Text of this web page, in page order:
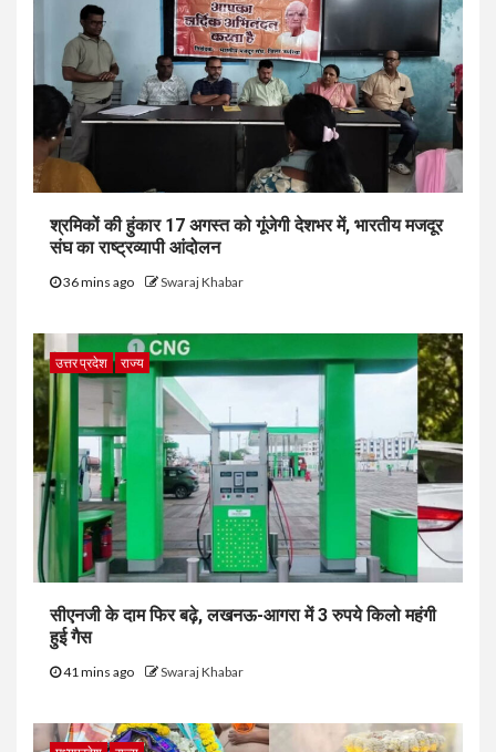
श्रमिकों की हुंकार 17 अगस्त को गूंजेगी देशभर में, भारतीय मजदूर
संघ का राष्ट्रव्यापी आंदोलन
36 mins ago Swaraj Khabar
उत्तर प्रदेश राज्य
सीएनजी के दाम फिर बढ़े, लखनऊ-आगरा में 3 रुपये किलो महंगी
हुई गैस
41 mins ago Swaraj Khabar